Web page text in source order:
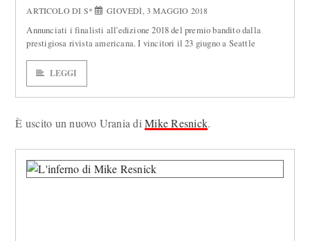
ARTICOLO DI S* GIOVEDÌ, 3 MAGGIO 2018
Annunciati i finalisti all'edizione 2018 del premio bandito dalla
prestigiosa rivista americana. I vincitori il 23 giugno a Seattle
LEGGI
È uscito un nuovo Urania diMike Resnick.